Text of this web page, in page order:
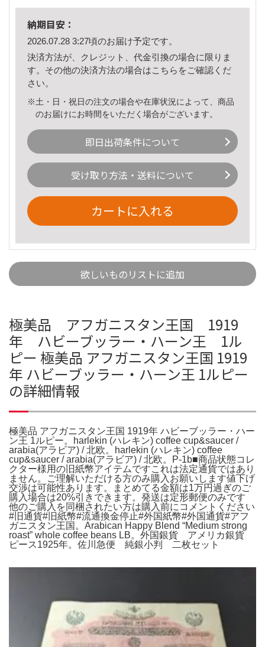
納期目安：
2026.07.28 3:27頃のお届け予定です。
決済方法が、クレジット、代金引換の場合に限りま
す。その他の決済方法の場合はこちら をご確認くだ
さい。
※土・日・祝日の注文の場合や在庫状況によって、商品
のお届けにお時間をいただく場合がございます。
即日出荷条件について
受け取り方法・送料について
カートに入れる
欲しいものリストに追加
極美品 アフガニスタン王国 1919
年 ハビーブッラー・ハーン王 1ル
ピー 極美品 アフガニスタン王国 1919
年 ハビーブッラー・ハーン王 1ルピー
の詳細情報
極美品 アフガニスタン王国 1919年 ハビーブッラー・ハー
ン王 1ルピー。harlekin (ハレキン) coffee cup&saucer /
arabia(アラビア) / 北欧。harlekin (ハレキン) coffee
cup&saucer / arabia(アラビア) / 北欧。P-1b■商品状態コレ
クター様用の旧紙幣アイテムですこれは法定通貨ではあり
ません。ご理解いただける方のみ購入お願いします値下げ
交渉は可能性あります。まとめてる金額は1万円過ぎのご
購入場合は20%引きできます。発送は定形郵便のみです
他のご購入を同梱されたい方は購入前にコメントください
#旧通貨#旧紙幣#流通換金停止#外国紙幣#外国通貨#アフ
ガニスタン王国。Arabican Happy Blend “Medium strong
roast” whole coffee beans LB。外国銀貨 アメリカ銀貨
ピース1925年。佐川急便 純銀小判 二枚セット